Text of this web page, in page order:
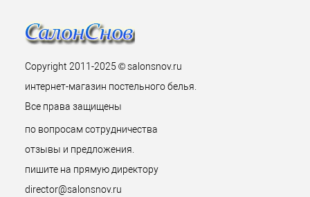
Copyright 2011-2025 © salonsnov.ru
интернет-магазин постельного белья.
Все права защищены
по вопросам сотрудничества
отзывы и предложения.
пишите на прямую директору
director@salonsnov.ru